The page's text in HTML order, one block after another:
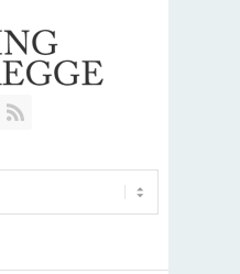
Join our Facebook Group